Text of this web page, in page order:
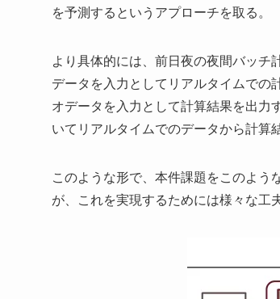
を予測するというアプローチを取る。
より具体的には、前日夜の夜間バッチ
データを入力としてリアルタイムでの
オデータを入力として計算結果を出力
いてリアルタイムでのデータから計算
このような形で、本件課題をこのよう
が、これを実現するためには様々な工